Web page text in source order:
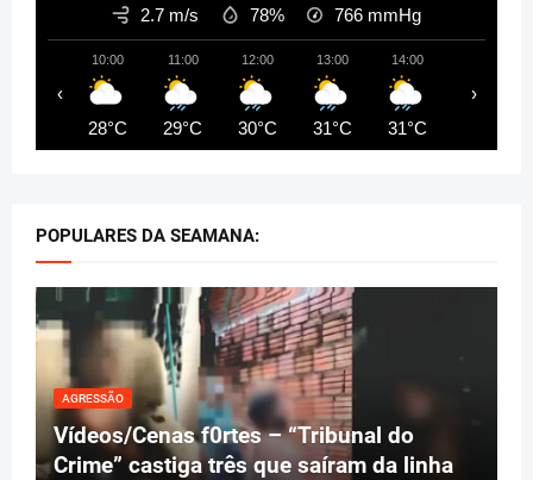
2.7 m/s 78% 766 mmHg
10:00
28°C
11:00
29°C
12:00
30°C
13:00
31°C
14:00
31°C
‹ ›
POPULARES DA SEAMANA:
AGRESSÃO
Vídeos/Cenas f0rtes – “Tribunal do
Crime” castiga três que saíram da linha